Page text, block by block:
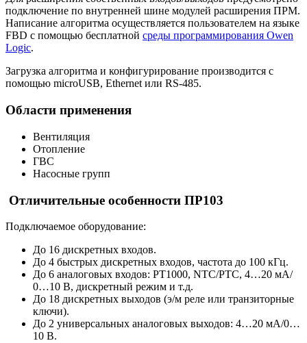
подключение по внутренней шине модулей расширения ПРМ.
Написание алгоритма осуществляется пользователем на языке
FBD с помощью бесплатной среды программирования Owen
Logic.
Загрузка алгоритма и конфигурирование производится с
помощью microUSB, Ethernet или RS-485.
Области применения
Вентиляция
Отопление
ГВС
Насосные групп
Отличительные особенности ПР103
Подключаемое оборудование:
До 16 дискретных входов.
До 4 быстрых дискретных входов, частота до 100 кГц.
До 6 аналоговых входов: РТ1000, NTC/PTC, 4…20 мА/
0…10 В, дискретный режим и т.д.
До 18 дискретных выходов (э/м реле или транзиторные
ключи).
До 2 универсальных аналоговых выходов: 4…20 мА/0…
10 В.